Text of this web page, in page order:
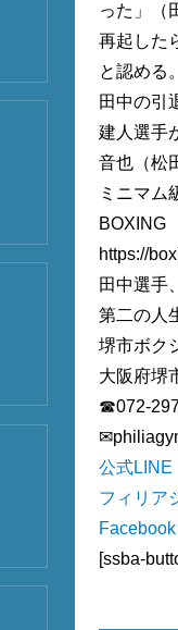
った」（
再起した
と認める
田中の引
建人選手
音也（松
ミニマム
https://
田中選手
第二の人
堺市ボク
大阪府堺
☎072-
公式LINE
フィリア
[ssba-